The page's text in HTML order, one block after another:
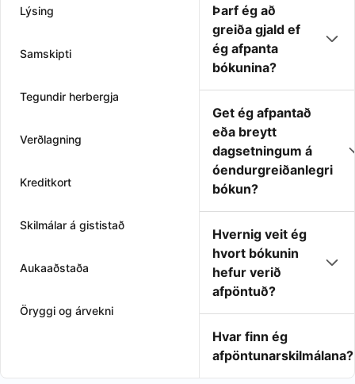
Lýsing
Samskipti
Tegundir herbergja
Verðlagning
Kreditkort
Skilmálar á gististað
Aukaaðstaða
Öryggi og árvekni
Þarf ég að
greiða gjald ef
ég afpanta
bókunina?
Get ég afpantað
eða breytt
dagsetningum á
óendurgreiðanlegri
bókun?
Hvernig veit ég
hvort bókunin
hefur verið
afpöntuð?
Hvar finn ég
afpöntunarskilmálana?